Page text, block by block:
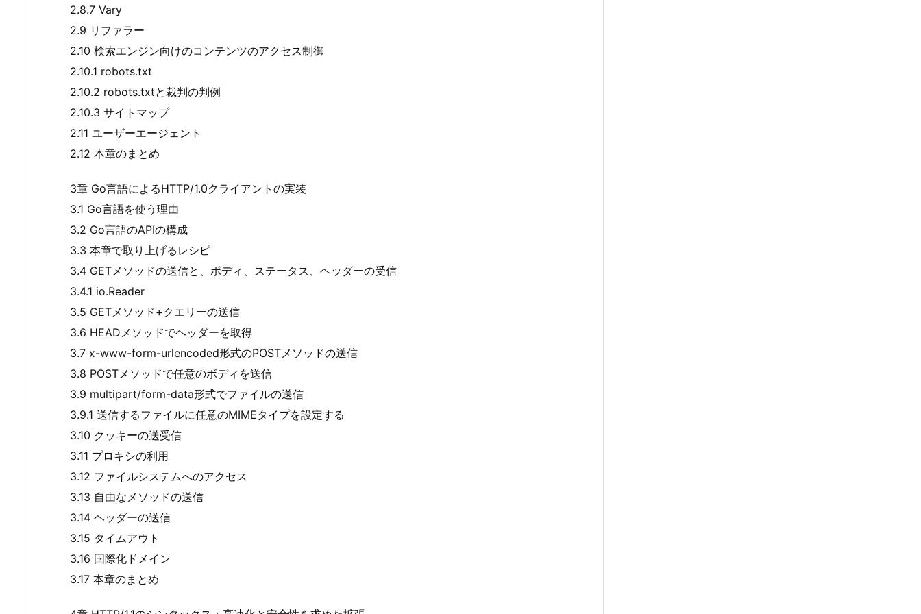
2.8.7 Vary
2.9 リファラー
2.10 検索エンジン向けのコンテンツのアクセス制御
2.10.1 robots.txt
2.10.2 robots.txtと裁判の判例
2.10.3 サイトマップ
2.11 ユーザーエージェント
2.12 本章のまとめ
3章 Go言語によるHTTP/1.0クライアントの実装
3.1 Go言語を使う理由
3.2 Go言語のAPIの構成
3.3 本章で取り上げるレシピ
3.4 GETメソッドの送信と、ボディ、ステータス、ヘッダーの受信
3.4.1 io.Reader
3.5 GETメソッド+クエリーの送信
3.6 HEADメソッドでヘッダーを取得
3.7 x-www-form-urlencoded形式のPOSTメソッドの送信
3.8 POSTメソッドで任意のボディを送信
3.9 multipart/form-data形式でファイルの送信
3.9.1 送信するファイルに任意のMIMEタイプを設定する
3.10 クッキーの送受信
3.11 プロキシの利用
3.12 ファイルシステムへのアクセス
3.13 自由なメソッドの送信
3.14 ヘッダーの送信
3.15 タイムアウト
3.16 国際化ドメイン
3.17 本章のまとめ